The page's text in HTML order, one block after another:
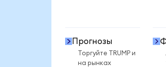
Прогнозы
Торгуйте TRUMP и
на рынках